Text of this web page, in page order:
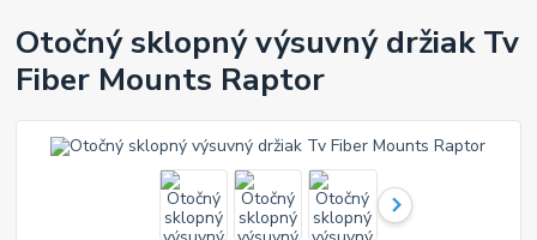
Otočný sklopný výsuvný držiak Tv
Fiber Mounts Raptor